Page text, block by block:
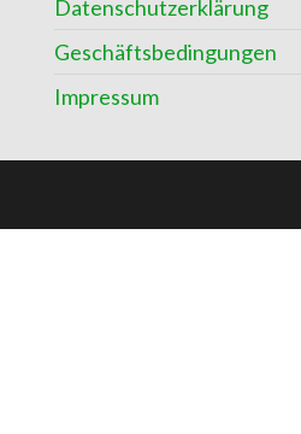
Datenschutzerklärung
Geschäftsbedingungen
Impressum